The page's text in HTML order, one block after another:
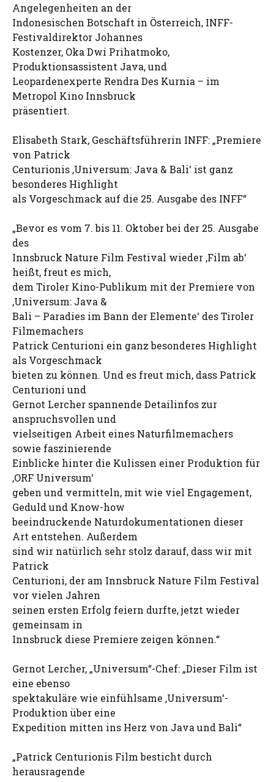
Angelegenheiten an der
Indonesischen Botschaft in Österreich, INFF-
Festivaldirektor Johannes
Kostenzer, Oka Dwi Prihatmoko,
Produktionsassistent Java, und
Leopardenexperte Rendra Des Kurnia – im
Metropol Kino Innsbruck
präsentiert.
Elisabeth Stark, Geschäftsführerin INFF: „Premiere
von Patrick
Centurionis ‚Universum: Java & Bali‘ ist ganz
besonderes Highlight
als Vorgeschmack auf die 25. Ausgabe des INFF“
„Bevor es vom 7. bis 11. Oktober bei der 25. Ausgabe
des
Innsbruck Nature Film Festival wieder ‚Film ab‘
heißt, freut es mich,
dem Tiroler Kino-Publikum mit der Premiere von
‚Universum: Java &
Bali – Paradies im Bann der Elemente‘ des Tiroler
Filmemachers
Patrick Centurioni ein ganz besonderes Highlight
als Vorgeschmack
bieten zu können. Und es freut mich, dass Patrick
Centurioni und
Gernot Lercher spannende Detailinfos zur
anspruchsvollen und
vielseitigen Arbeit eines Naturfilmemachers
sowie faszinierende
Einblicke hinter die Kulissen einer Produktion für
‚ORF Universum‘
geben und vermitteln, mit wie viel Engagement,
Geduld und Know-how
beeindruckende Naturdokumentationen dieser
Art entstehen. Außerdem
sind wir natürlich sehr stolz darauf, dass wir mit
Patrick
Centurioni, der am Innsbruck Nature Film Festival
vor vielen Jahren
seinen ersten Erfolg feiern durfte, jetzt wieder
gemeinsam in
Innsbruck diese Premiere zeigen können.“
Gernot Lercher, „Universum“-Chef: „Dieser Film ist
eine ebenso
spektakuläre wie einfühlsame ‚Universum‘-
Produktion über eine
Expedition mitten ins Herz von Java und Bali“
„Patrick Centurionis Film besticht durch
herausragende